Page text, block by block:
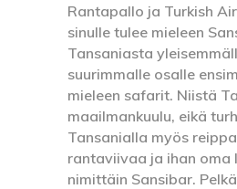
Rantapallo ja Turkish
sinulle tulee mieleen
Tansaniasta
suurimmalle osalle
mieleen safarit. Niistä
maailmankuulu, eikä
Tansanialla myös
rantaviivaa ja ihan oma
nimittäin Sansibar.